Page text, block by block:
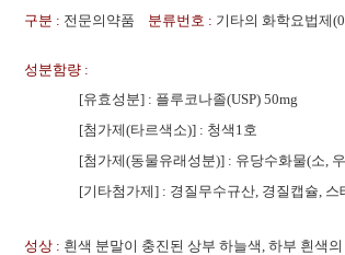
구분 : 전문의약품 분류번호 : 기타의 화학요법제
성분함량 :
[유효성분] : 플루코나졸(USP) 50mg
[첨가제(타르색소)] : 청색1호
[첨가제(동물유래성분)] : 유당수화물(소
[기타첨가제] : 경질무수규산, 경질캡슐,
성상 : 흰색 분말이 충진된 상부 하늘색, 하부 흰색